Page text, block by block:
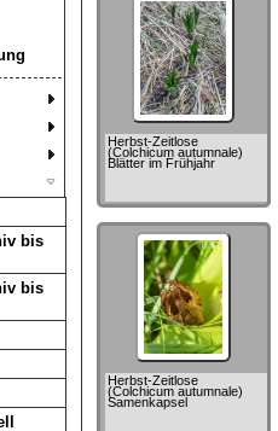
bis
bis
Herbst-Zeitlose
(Colchicum autumnale)
Blätter im Frühjahr
Herbst-Zeitlose
(Colchicum autumnale)
Samenkapsel